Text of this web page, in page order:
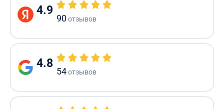
4.9
90отзывов
4.8
54отзывов